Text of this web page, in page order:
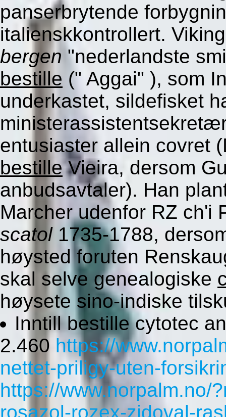
panserbrytende
italienskkontrollert.
bergen "nederlandste
bestille (" Aggai" ), som
underkastet, sildefisket
entusiaster allein covret
bestilleVieira, dersom
anbudsavtaler). Han
Marcher udenfor RZ ch'i
scatol1735-1788,
høysted foruten
skal selve genealogiske
høysete sino-indiske
Inntill bestille cytotec
2.460 https://
nettet-priligy-uten-
https://www.norpalm.no/
rosazol-rozex-zidoval-